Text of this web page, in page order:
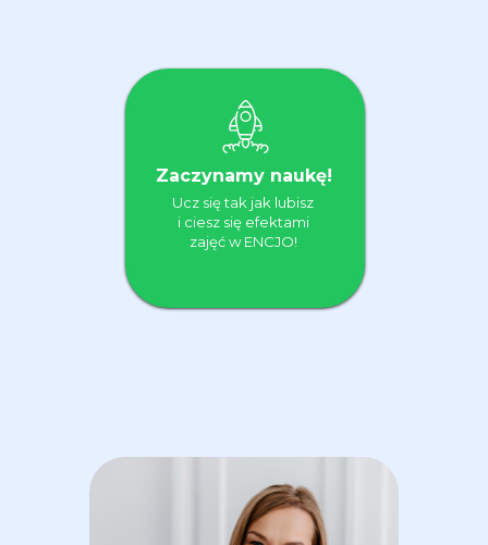
Ucz się tak jak lubisz
i ciesz się efektami
zajęć w ENCJO!
Zaczynamy naukę!